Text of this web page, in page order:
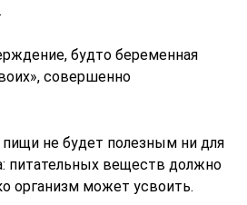
будто беременная
совершенно
не будет полезным ни для
питательных веществ должно
организм может усвоить.